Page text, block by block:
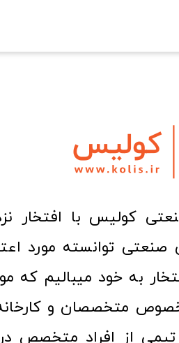
به خود میبالیم که
به‌خصوص متخصصان و
از افراد متخصص در